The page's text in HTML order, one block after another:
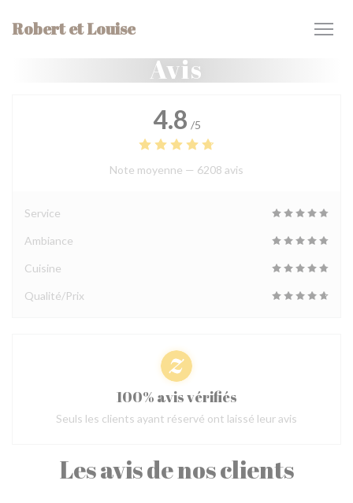
Robert et Louise
Avis
Les avis de nos clients
4.8 /5
Note moyenne — 6208 avis
Service
Ambiance
Cuisine
Qualité/Prix
100% avis vérifiés
Seuls les clients ayant réservé ont laissé leur avis